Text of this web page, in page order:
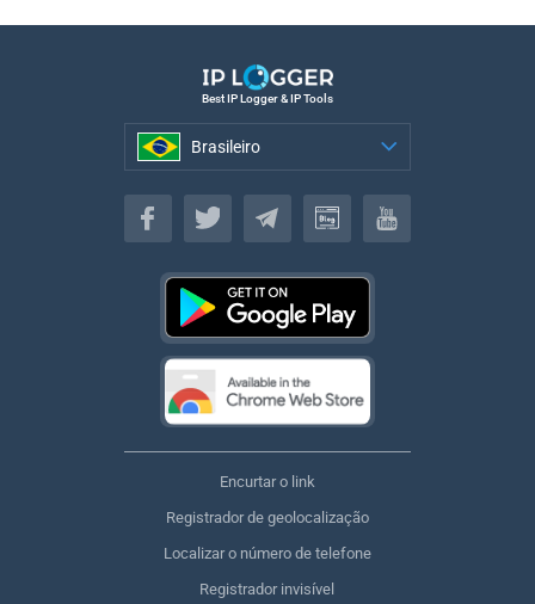
Best IP Logger & IP Tools
Brasileiro
Brasileiro
Encurtar o link
Registrador de geolocalização
Localizar o número de telefone
Registrador invisível